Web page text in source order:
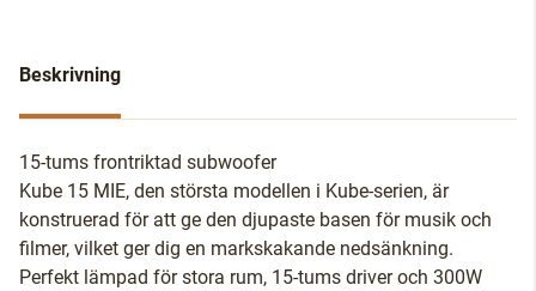
Beskrivning
15-tums frontriktad subwoofer
Kube 15 MIE, den största modellen i Kube-serien, är
konstruerad för att ge den djupaste basen för musik och
filmer, vilket ger dig en markskakande nedsänkning.
Perfekt lämpad för stora rum, 15-tums driver och 300W